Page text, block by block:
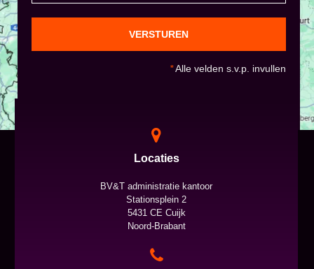
VERSTUREN
*Alle velden s.v.p. invullen
Locaties
BV&T administratie kantoor
Stationsplein 2
5431 CE Cuijk
Noord-Brabant